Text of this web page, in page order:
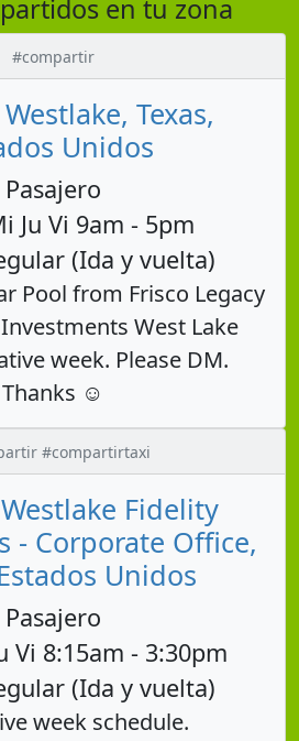
en tu zona
#compartir
Texas,
Unidos
Pasajero
Ju Vi 9am - 5pm
(Ida y vuelta)
Pool from Frisco Legacy
West Lake
week. Please DM.
Thanks ☺️
#compartirtaxi
Fidelity
- Corporate Office,
Unidos
Pasajero
Vi 8:15am - 3:30pm
(Ida y vuelta)
week schedule.